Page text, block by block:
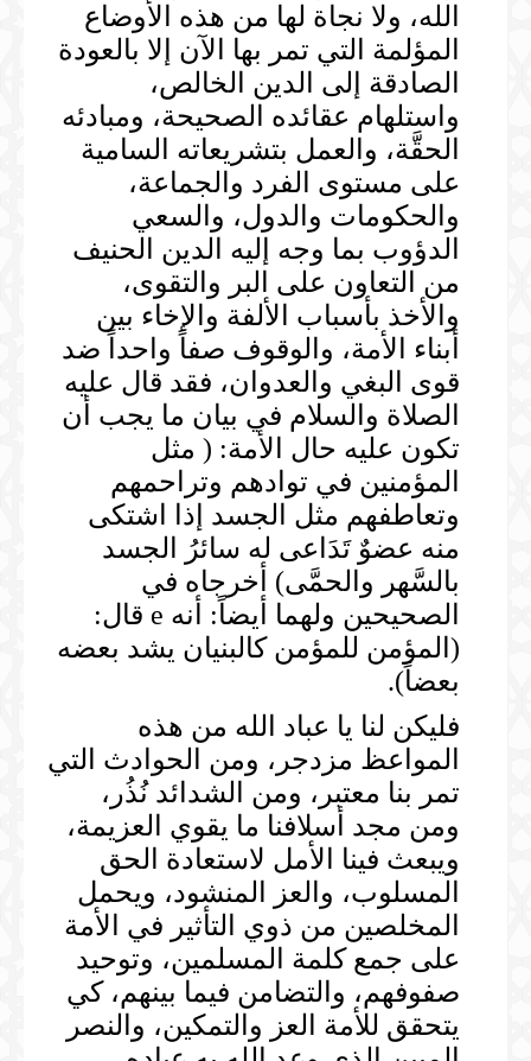
الله، ولا نجاة لها من هذه الأوضاع
المؤلمة التي تمر بها الآن إلا بالعودة
الصادقة إلى الدين الخالص،
واستلهام عقائده الصحيحة، ومبادئه
الحقَّة، والعمل بتشريعاته السامية
على مستوى الفرد والجماعة،
والحكومات والدول، والسعي
الدؤوب بما وجه إليه الدين الحنيف
من التعاون على البر والتقوى،
والأخذ بأسباب الألفة والإخاء بين
أبناء الأمة، والوقوف صفاً واحداً ضد
قوى البغي والعدوان، فقد قال عليه
الصلاة والسلام في بيان ما يجب أن
تكون عليه حال الأمة: ( مثل
المؤمنين في توادهم وتراحمهم
وتعاطفهم مثل الجسد إذا اشتكى
منه عضوٌ تَدَاعى له سائرُ الجسد
بالسَّهر والحمَّى) أخرجاه في
الصحيحين ولهما أيضاً: أنه e قال:
(المؤمن للمؤمن كالبنيان يشد بعضه
بعضاً).
فليكن لنا يا عباد الله من هذه
المواعظ مزدجر، ومن الحوادث التي
تمر بنا معتبر، ومن الشدائد نُذُر،
ومن مجد أسلافنا ما يقوي العزيمة،
ويبعث فينا الأمل لاستعادة الحق
المسلوب، والعز المنشود، ويحمل
المخلصين من ذوي التأثير في الأمة
على جمع كلمة المسلمين، وتوحيد
صفوفهم، والتضامن فيما بينهم، كي
يتحقق للأمة العز والتمكين، والنصر